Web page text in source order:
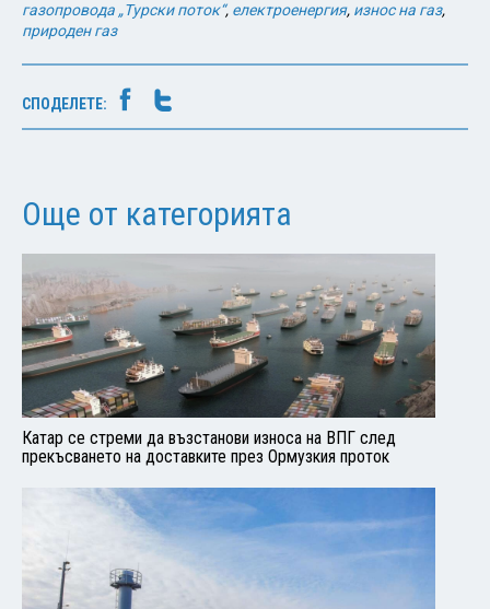
газопровода „Турски поток“, електроенергия, износ на газ,
природен газ
СПОДЕЛЕТЕ:
Още от категорията
Катар се стреми да възстанови износа на ВПГ след
прекъсването на доставките през Ормузкия проток